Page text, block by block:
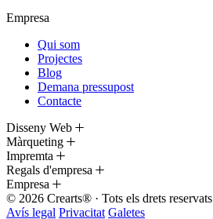
Empresa
Qui som
Projectes
Blog
Demana pressupost
Contacte
Disseny Web
Màrqueting
Impremta
Regals d'empresa
Empresa
© 2026 Crearts® · Tots els drets reservats
Avís legal Privacitat Galetes